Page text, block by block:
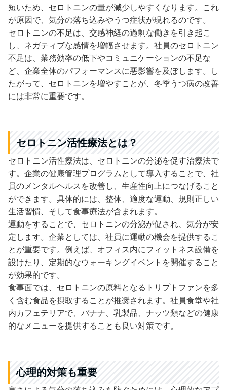
短いため、セロトニンの量が減少しやすくなります。これ
が原因で、気分の落ち込みやうつ症状が現れるのです。
セロトニンの不足は、交感神経の過剰な働きを引き起こ
し、ネガティブな感情を増幅させます。社員のセロトニン
不足は、業務効率の低下やコミュニケーションの不足な
ど、企業全体のパフォーマンスに悪影響を及ぼします。し
たがって、セロトニンを増やすことが、冬季うつ病の改善
には非常に重要です。
セロトニン活性療法とは？
セロトニン活性療法は、セロトニンの分泌を促す治療法で
す。企業の健康管理プログラムとして導入することで、社
員のメンタルヘルスを改善し、生産性向上につなげること
ができます。具体的には、整体、適度な運動、規則正しい
生活習慣、そして食事療法が含まれます。
運動をすることで、セロトニンの分泌が促され、気分が安
定します。企業としては、社員に運動の機会を提供するこ
とが重要です。例えば、オフィス内にフィットネス設備を
設けたり、定期的なウォーキングイベントを開催すること
が効果的です。
食事面では、セロトニンの原料となるトリプトファンを多
く含む食品を摂取することが推奨されます。社員食堂や社
内カフェテリアで、バナナ、乳製品、ナッツ類などの健康
的なメニューを提供することも良い対策です。
心理的対策も重要